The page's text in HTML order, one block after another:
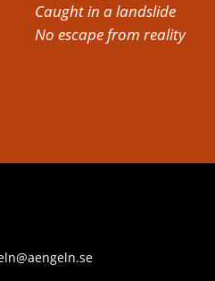
Caught in a landslide
No escape from reality